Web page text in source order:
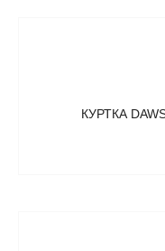
КУРТКА